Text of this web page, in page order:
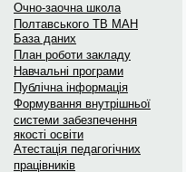
В рамках
Дипломи
Електронні
Oчно-заочна школа
Полтавського ТВ МАН
База даних
План роботи закладу
Навчальні програми
Публічна інформація
Формування внутрішньої
системи забезпечення
якості освіти
Атестація педагогічних
працівників